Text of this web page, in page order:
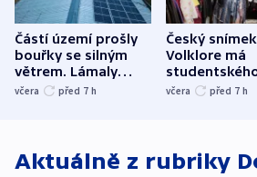
Částí území prošly
bouřky se silným
větrem. Lámaly
stromy a poničily
včera před 7 h
Český snímek
Volklore má
Oscara,
včera před 7 h
Aktuálně z rubriky